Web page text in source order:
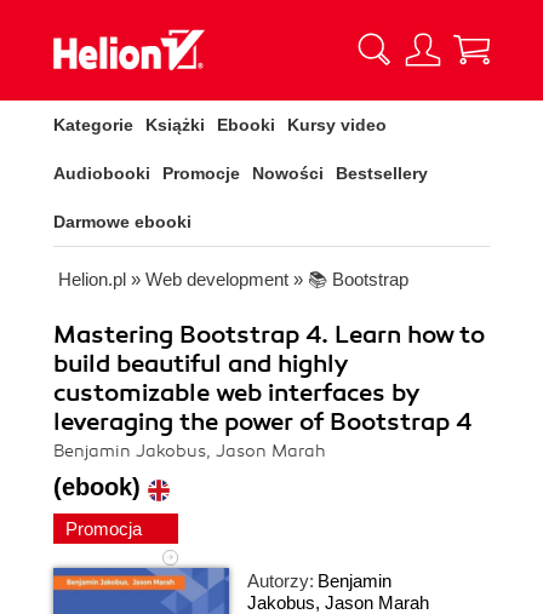
Kategorie Książki Ebooki Kursy video
Audiobooki Promocje Nowości Bestsellery
Darmowe ebooki
Helion.pl » Web development » 📚 Bootstrap
Mastering Bootstrap 4. Learn how to
build beautiful and highly
customizable web interfaces by
leveraging the power of Bootstrap 4
Benjamin Jakobus, Jason Marah
(ebook)
Promocja
Autorzy: Benjamin
Jakobus, Jason Marah